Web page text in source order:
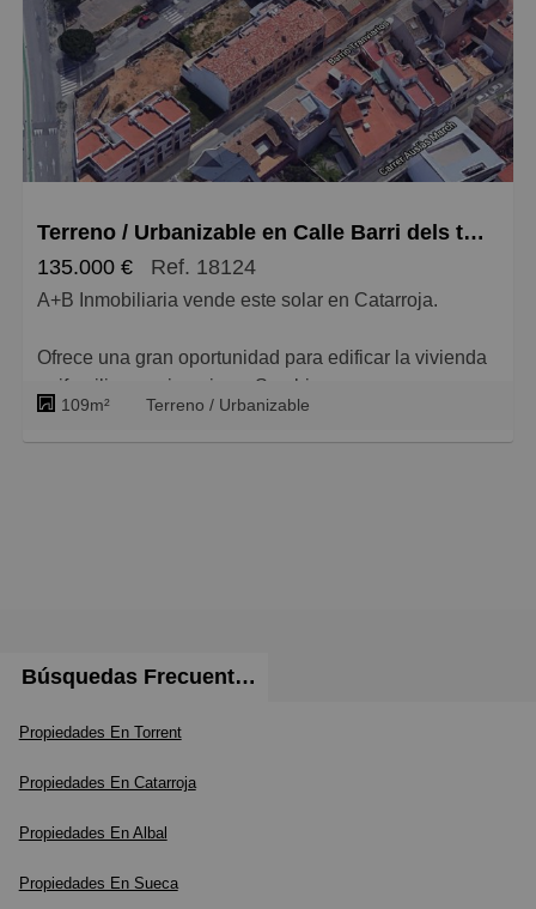
Este anuncio no es vinculante, puede contener
errores, se muestra a título informativo y no
contractual.
Si tienes alguna duda, consúltanos sin compromiso.
Llámanos si quieres recibir más información al o bien
Terreno / Urbanizable en Calle Barri dels tranviers, Catarroja
135.000 €
Ref. 18124
A+B Inmobiliaria vende este solar en Catarroja.
Ofrece una gran oportunidad para edificar la vivienda
unifamiliar que imaginas. Se ubica en una zona
tranquila formada por un conjunto de viviendas
unifamiliares. Tiene 109 m2 de parcela y se puede
información al 685.300. 010 o bien contáctanos a
109m² Terreno / Urbanizable
Búsquedas Frecuentes
Propiedades En Torrent
Propiedades En Catarroja
Propiedades En Albal
Propiedades En Sueca